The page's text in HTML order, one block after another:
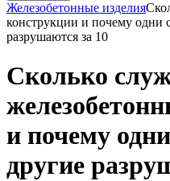
Железобетонные изделия
конструкции и почему одни
разрушаются за 10
Сколько
и почему
другие